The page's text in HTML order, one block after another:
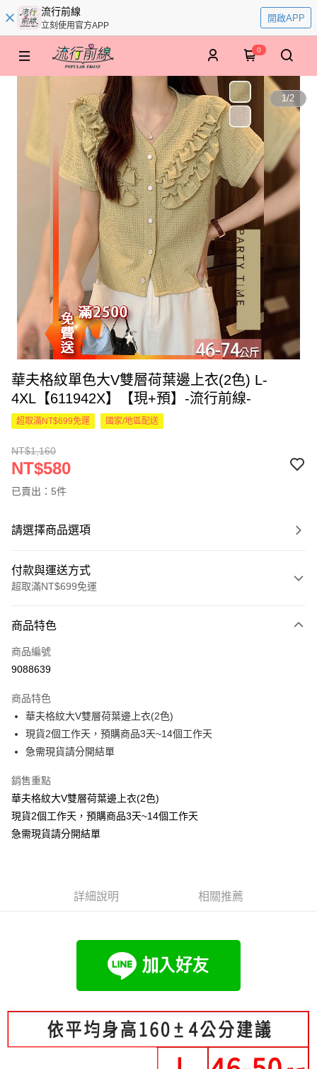
流行前線
立刻使用官方APP
開啟APP
0
1/2
華夫格紋單色大V雙層荷葉邊上衣(2色) L-
4XL【611942X】【現+預】-流行前線-
超取滿NT$699免運 國家/地區配送
NT$1,160
NT$580
已賣出：5件
請選擇商品選項
付款與運送方式
超取滿NT$699免運
信用卡一次付款
超商取貨付款
Apple Pay
街口支付
Google Pay
全支付
【大哥付你分期使用說明】
流程，驗證手機門號後，選擇欲分期的期數、繳款截止日，確認付款後即完
3.實際核准額度、可分期數及費用金額請依後續交易確認頁面所載為準。
4.訂單成立30分鐘內，如未前往確認交易或遇審核未通過，訂單將自動取
消。如遇「轉專審核」未通過狀況，表示未達大哥付你分期系統評分，恕無
【繳款方式說明】
1.分期款項不併入電信帳單，「大哥付你分期」於每月結算日後寄送繳費提
2.透過簡訊連結打開帳單後，可選擇「超商條碼／台灣大直營門市／銀行轉
AFTEE先享後付是「在收到商品之後才付款」的支付方式。 讓您購物簡單
１．簡單：不需註冊會員、不需綁卡、不需儲值。
３．安心：先確認商品／服務後，再付款。
【「AFTEE先享後付」結帳流程】
１．於結帳方式選擇「AFTEE先享後付」後，將跳轉至「AFTEE先享後付」
結帳頁面，進行簡訊認證並確認金額後，即可完成結帳。
「Hami Point」為中華電信所提供之點數服務，可於會員專區綁定中華電信
運送方式
商品特色
商品編號
9088639
商品特色
華夫格紋大V雙層荷葉邊上衣(2色)
現貨2個工作天，預購商品3天~14個工作天
急需現貨請分開結單
銷售重點
華夫格紋大V雙層荷葉邊上衣(2色)
現貨2個工作天，預購商品3天~14個工作天
急需現貨請分開結單
詳細說明 相關推薦